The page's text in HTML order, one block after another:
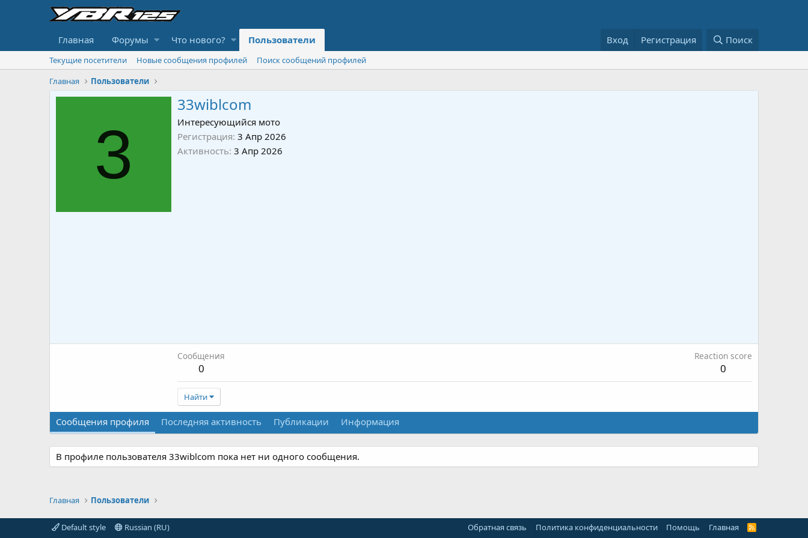
Главная Форумы Что нового? Пользователи Вход Регистрация Поиск
Текущие посетители Новые сообщения профилей
Поиск сообщений профилей
Главная
Пользователи
3
33wiblcom
Интересующийся мото
Регистрация 3 Апр 2026
Активность 3 Апр 2026
Сообщения
0
Reaction score
0
Найти
Сообщения профиля Последняя активность Публикации Информация
В профиле пользователя 33wiblcom пока нет ни одного сообщения.
Главная Пользователи
Default style Russian (RU) Обратная связь Политика конфиденциальности Помощь Главная
R